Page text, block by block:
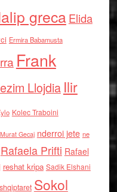
grecaElida
Ermira Babamusta
Frank
Llojdia Ilir
Kolec Traboini
Murat Gecaj nderroi jete ne
Rafaela Prifti Rafael
reshat kripa Sadik Elshani
shqiptaret Sokol